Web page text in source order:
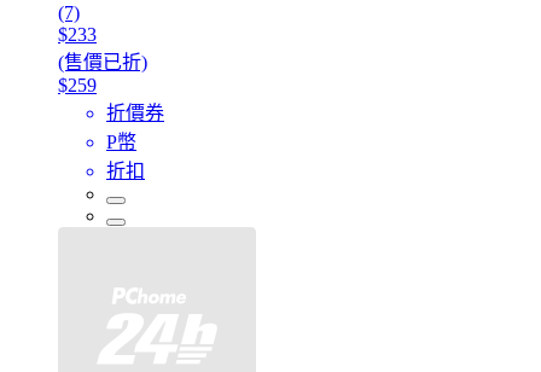
(7)
$233
(售價已折)
$259
折價券
P幣
折扣